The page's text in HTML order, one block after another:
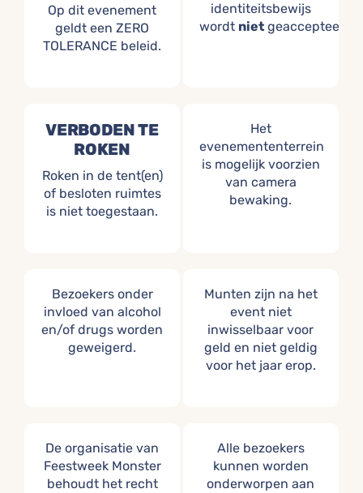
Op dit evenement
geldt een ZERO
TOLERANCE beleid.
identiteitsbewijs
wordt nietgeaccepteerd.
VERBODEN TE
ROKEN
Roken in de tent(en)
of besloten ruimtes
is niet toegestaan.
Het
evenemententerrein
is mogelijk voorzien
van camera
bewaking.
Bezoekers onder
invloed van alcohol
en/of drugs worden
geweigerd.
Munten zijn na het
event niet
inwisselbaar voor
geld en niet geldig
voor het jaar erop.
De organisatie van
Feestweek Monster
behoudt het recht
Alle bezoekers
kunnen worden
onderworpen aan